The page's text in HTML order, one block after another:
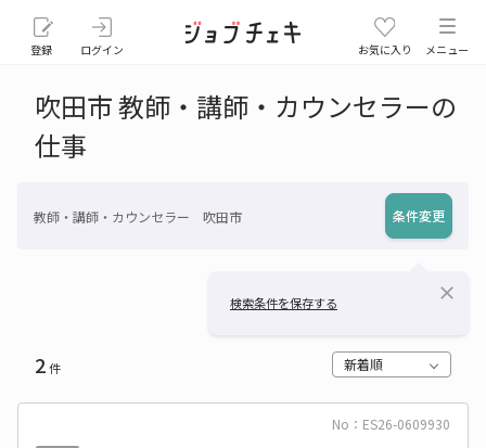
登録 ログイン お気に入り メニュー
吹田市 教師・講師・カウンセラーの
仕事
教師・講師・カウンセラー 吹田市 条件変更
検索条件を保存する close
2件 新着順
No：ES26-0609930